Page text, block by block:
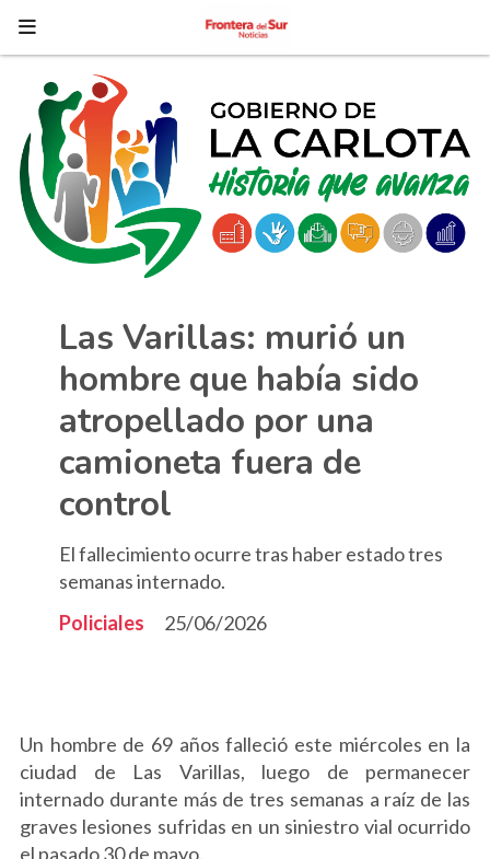
Las Varillas: murió un
hombre que había sido
atropellado por una
camioneta fuera de
control
El fallecimiento ocurre tras haber estado tres
semanas internado.
Policiales
25/06/2026
Un hombre de 69 años falleció este miércoles en la
ciudad de Las Varillas, luego de permanecer
internado durante más de tres semanas a raíz de las
graves lesiones sufridas en un siniestro vial ocurrido
el pasado 30 de mayo.